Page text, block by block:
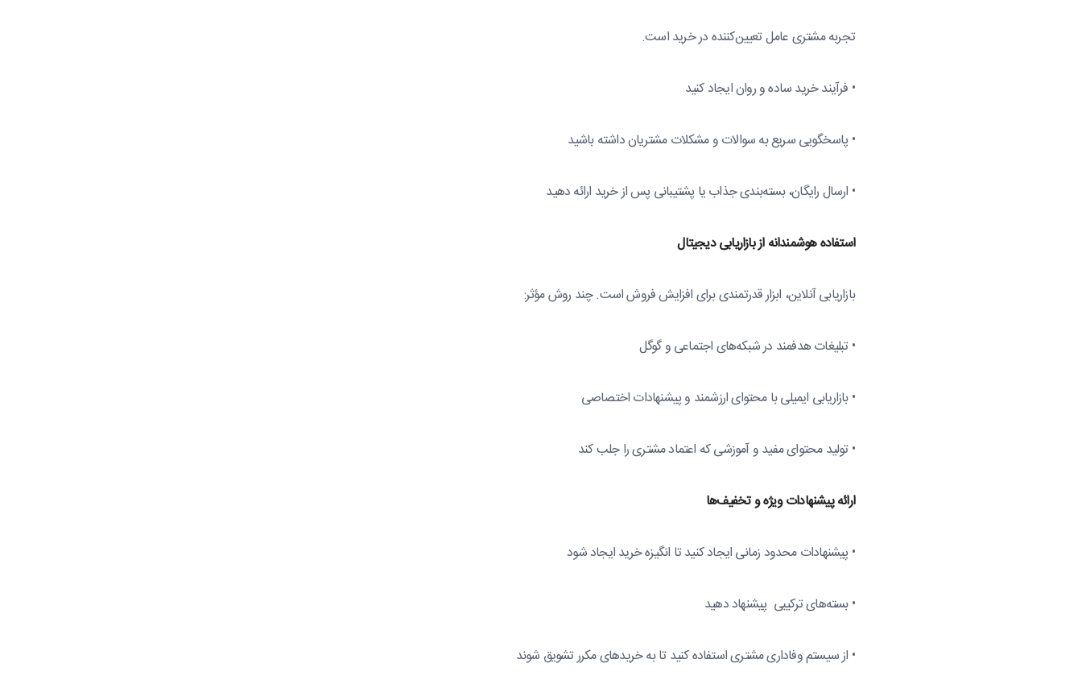
تجربه مشتری عامل تعیین‌کننده در خرید است.
• فرآیند خرید ساده و روان ایجاد کنید
• پاسخگویی سریع به سوالات و مشکلات مشتریان داشته باشید
• ارسال رایگان، بسته‌بندی جذاب یا پشتیبانی پس از خرید ارائه دهید
استفادههوشمندانه ازبازاریابیدیجیتال
بازاریابی آنلاین، ابزار قدرتمندی برای افزایش فروش است. چند روش مؤثر:
• تبلیغات هدفمند در شبکه‌های اجتماعی و گوگل
• بازاریابی ایمیلی با محتوای ارزشمند و پیشنهادات اختصاصی
• تولید محتوای مفید و آموزشی که اعتماد مشتری را جلب کند
ارائهپیشنهاداتویژهوتخفیف‌ها
• پیشنهادات محدود زمانی ایجاد کنید تا انگیزه خرید ایجاد شود
• بسته‌های ترکیبی پیشنهاد دهید
• از سیستم وفاداری مشتری استفاده کنید تا به خریدهای مکرر تشویق شوند